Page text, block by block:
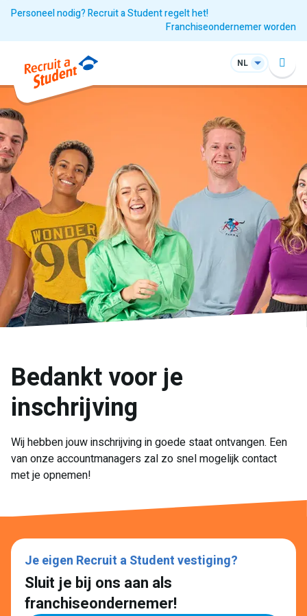
Personeel nodig? Recruit a Student regelt het!
Franchiseondernemer worden
NL
Bedankt voor je
inschrijving
Wij hebben jouw inschrijving in goede staat ontvangen. Een
van onze accountmanagers zal zo snel mogelijk contact
met je opnemen!
Je eigen Recruit a Student vestiging?
Sluit je bij ons aan als
franchiseondernemer!